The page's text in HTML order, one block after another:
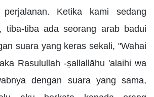
Ketika kami sedang
tiba-tiba ada seorang arab badui
suara yang keras sekali, "Wahai
Rasulullah -ṣallallāhu 'alaihi wa
dengan suara yang sama,